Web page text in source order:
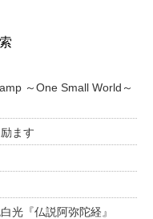
～One Small World～
ます
『仏説阿弥陀経』